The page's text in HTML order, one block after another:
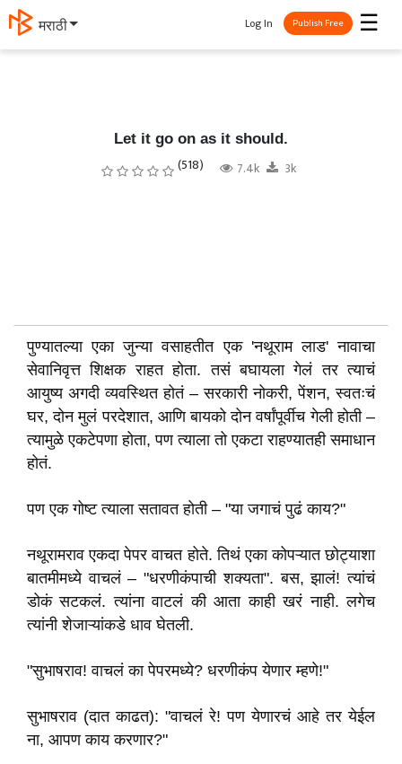
मराठी ☰
Log In Publish Free
Let it go on as it should.
(518) 7.4k 3k
पुण्यातल्या एका जुन्या वसाहतीत एक 'नथूराम लाड' नावाचा
सेवानिवृत्त शिक्षक राहत होता. तसं बघायला गेलं तर त्याचं
आयुष्य अगदी व्यवस्थित होतं – सरकारी नोकरी, पेंशन, स्वतःचं
घर, दोन मुलं परदेशात, आणि बायको दोन वर्षांपूर्वीच गेली होती –
त्यामुळे एकटेपणा होता, पण त्याला तो एकटा राहण्यातही समाधान
होतं.
पण एक गोष्ट त्याला सतावत होती – "या जगाचं पुढं काय?"
नथूरामराव एकदा पेपर वाचत होते. तिथं एका कोपऱ्यात छोट्याशा
बातमीमध्ये वाचलं – "धरणीकंपाची शक्यता". बस, झालं! त्यांचं
डोकं सटकलं. त्यांना वाटलं की आता काही खरं नाही. लगेच
त्यांनी शेजाऱ्यांकडे धाव घेतली.
"सुभाषराव! वाचलं का पेपरमध्ये? धरणीकंप येणार म्हणे!"
सुभाषराव (दात काढत): "वाचलं रे! पण येणारचं आहे तर येईल
ना, आपण काय करणार?"